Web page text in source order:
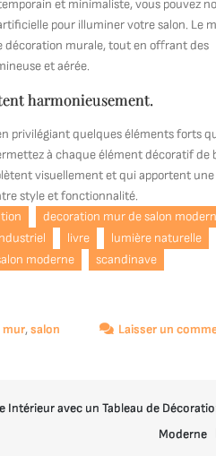
et minimaliste, vous pouvez
pour illuminer votre salon. Le
décoration murale, tout en offrant des
et aérée.
harmonieusement.
privilégiant quelques éléments forts
à chaque élément décoratif de
visuellement et qui apportent une
style et fonctionnalité.
decoration mur de salon
livre
lumière naturelle
moderne
scandinave
mur,salon Laisser un
Intérieur avec un Tableau de
Moderne